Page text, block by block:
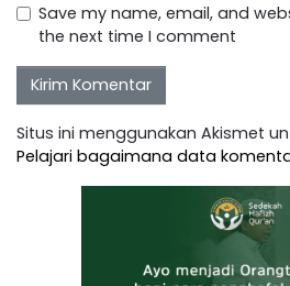
Save my name, email, and
the next time I comment
Situs ini menggunakan Akismet
Pelajari bagaimana data